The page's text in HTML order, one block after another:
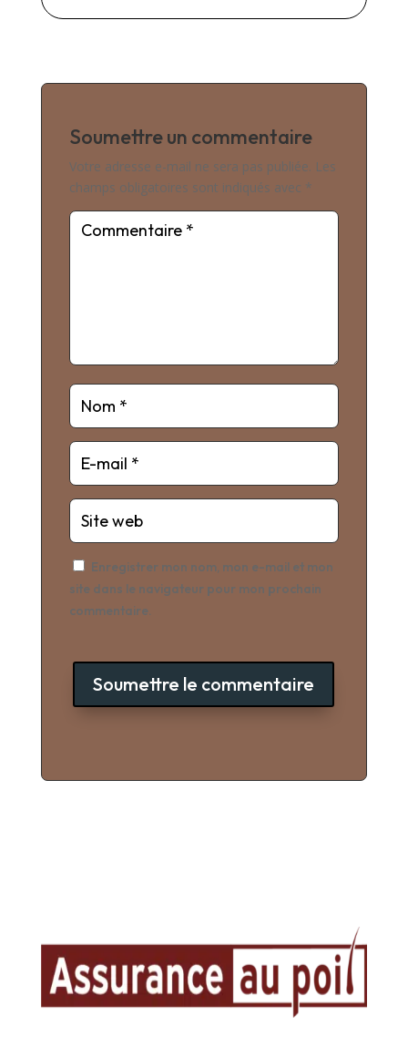
Soumettre un commentaire
Votre adresse e-mail ne sera pas publiée. Les
champs obligatoires sont indiqués avec *
Enregistrer mon nom, mon e-mail et mon
site dans le navigateur pour mon prochain
commentaire.
Soumettre le commentaire